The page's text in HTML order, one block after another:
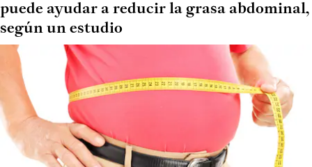
puede ayudar a reducir la grasa abdominal,
según un estudio